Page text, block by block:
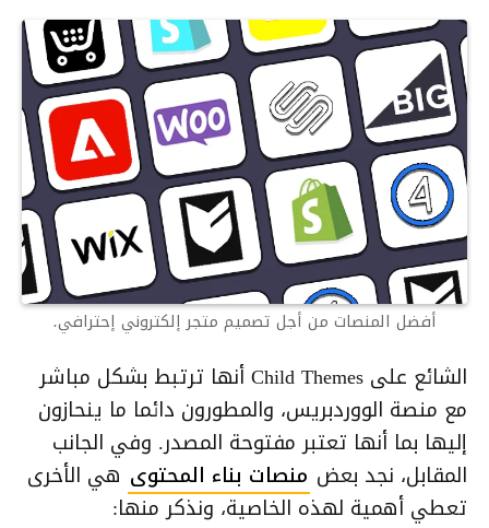
أفضل المنصات من أجل تصميم متجر إلكتروني إحترافي.
الشائع على Child Themes أنها ترتبط بشكل مباشر
مع منصة الووردبريس، والمطورون دائما ما ينحازون
إليها بما أنها تعتبر مفتوحة المصدر. وفي الجانب
المقابل، نجد بعض منصات بناء المحتوى هي الأخرى
تعطي أهمية لهذه الخاصية، ونذكر منها: